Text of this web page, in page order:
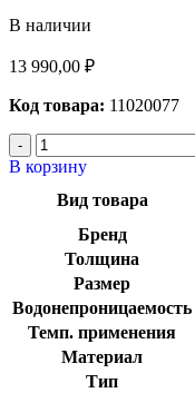
В наличии
13 990,00 ₽
Код товара: 11020077
В корзину
Вид товара
Бренд
Толщина
Размер
Водонепроницаемость
Темп. применения
Материал
Тип